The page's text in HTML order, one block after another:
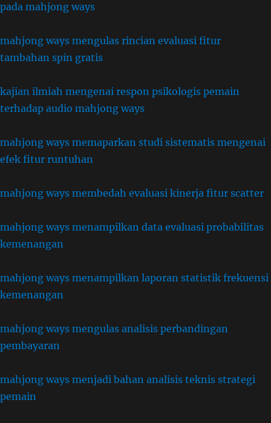
pada mahjong ways
mahjong ways mengulas rincian evaluasi fitur
tambahan spin gratis
kajian ilmiah mengenai respon psikologis pemain
terhadap audio mahjong ways
mahjong ways memaparkan studi sistematis mengenai
efek fitur runtuhan
mahjong ways membedah evaluasi kinerja fitur scatter
mahjong ways menampilkan data evaluasi probabilitas
kemenangan
mahjong ways menampilkan laporan statistik frekuensi
kemenangan
mahjong ways mengulas analisis perbandingan
pembayaran
mahjong ways menjadi bahan analisis teknis strategi
pemain